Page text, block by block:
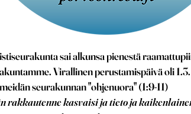
sai alkunsa pienestä
Virallinen perustamispäivä oli
seurakunnan "ohjenuora" (1:9-11)
rakkautenne kasvaisi ja tieto ja